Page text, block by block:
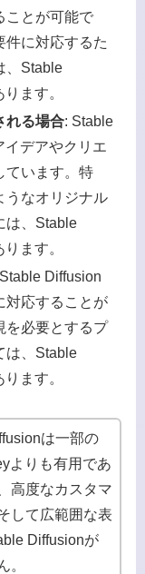
ことが可能で
件に対応するた
、Stable
ます。
れる場合: Stable
イデアやクリエ
ています。特
うなオリジナル
は、Stable
ます。
Diffusion
対応することが
を必要とするプ
は、Stable
ます。
は一部の
よりも有用であ
高度なカスタマ
して広範囲な表
Diffusionが
。